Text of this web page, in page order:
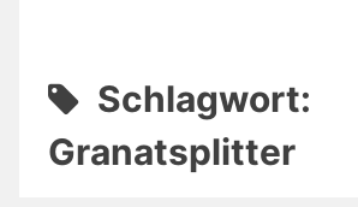
Schlagwort:
Granatsplitter